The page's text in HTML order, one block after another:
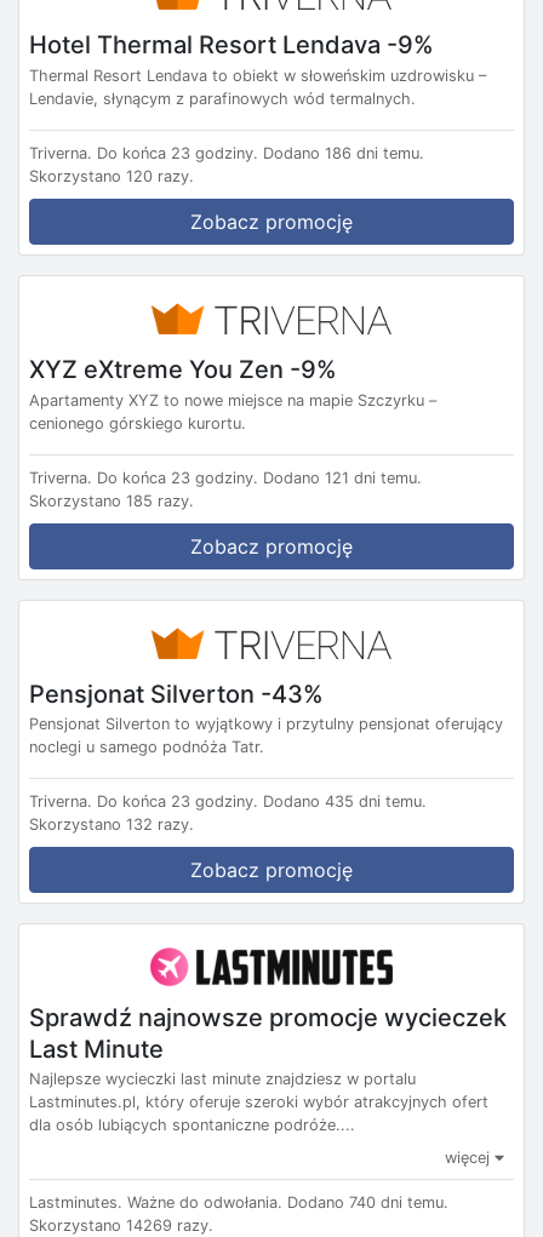
Hotel Thermal Resort Lendava -9%
Thermal Resort Lendava to obiekt w słoweńskim uzdrowisku –
Lendavie, słynącym z parafinowych wód termalnych.
Triverna. Do końca 23 godziny. Dodano 186 dni temu.
Skorzystano 120 razy.
Zobacz promocję
XYZ eXtreme You Zen -9%
Apartamenty XYZ to nowe miejsce na mapie Szczyrku –
cenionego górskiego kurortu.
Triverna. Do końca 23 godziny. Dodano 121 dni temu.
Skorzystano 185 razy.
Zobacz promocję
Pensjonat Silverton -43%
Pensjonat Silverton to wyjątkowy i przytulny pensjonat oferujący
noclegi u samego podnóża Tatr.
Triverna. Do końca 23 godziny. Dodano 435 dni temu.
Skorzystano 132 razy.
Zobacz promocję
Sprawdź najnowsze promocje wycieczek
Last Minute
Najlepsze wycieczki last minute znajdziesz w portalu
Lastminutes.pl, który oferuje szeroki wybór atrakcyjnych ofert
dla osób lubiących spontaniczne podróże....
więcej
Lastminutes. Ważne do odwołania. Dodano 740 dni temu.
Skorzystano 14269 razy.